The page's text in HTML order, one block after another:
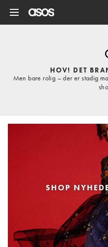
HOV! DET
Men bare rolig – der er stadig
SHOP